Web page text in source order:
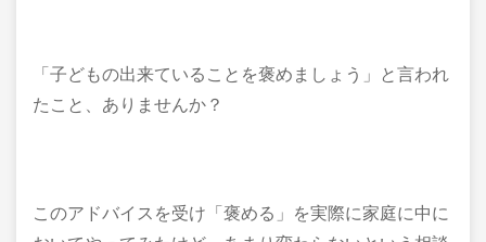
「子どもの出来ていることを褒めましょう」と言われ
たこと、ありませんか？
このアドバイスを受け「褒める」を実際に家庭に中に